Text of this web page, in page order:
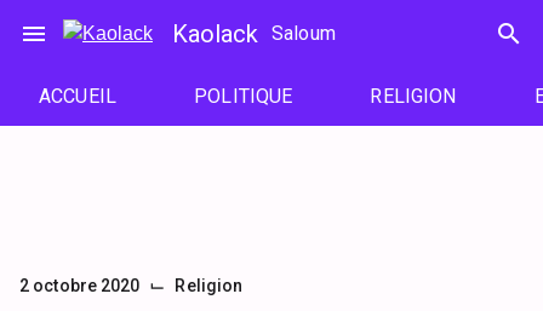
menu Kaolack Saloum search
ACCUEIL POLITIQUE RELIGION
2 octobre 2020 ⌙ Religion